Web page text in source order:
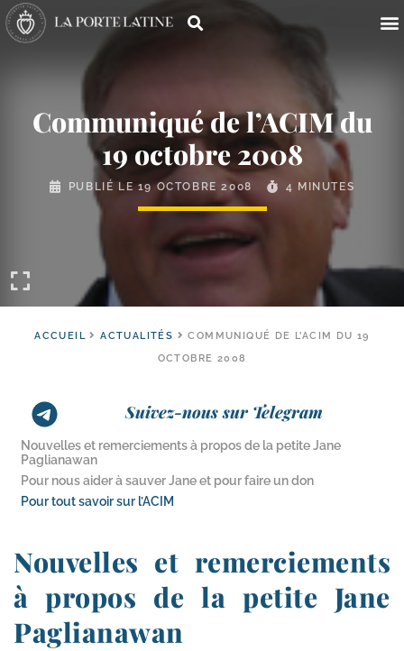
Communiqué de l’ACIM du
19 octobre 2008
PUBLIÉ LE19 OCTOBRE 2008 4 MINUTES
ACCUEIL ACTUALITÉS
COMMUNIQUÉ DE L’ACIM DU 19
OCTOBRE 2008
Suivez-nous sur Telegram
Nouvelles et remerciements à propos de la petite Jane
Paglianawan
Pour nous aider à sauver Jane et pour faire un don
Pour tout savoir sur l’ACIM
Nouvelles et remerciements
à propos de la petite Jane
Paglianawan